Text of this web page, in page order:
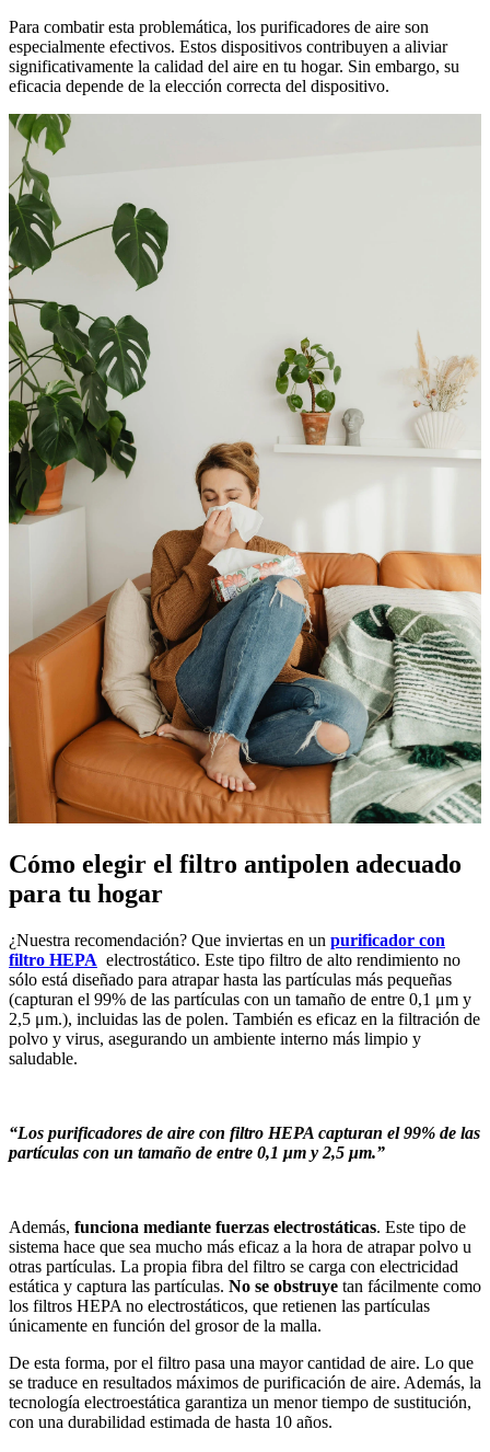
Para combatir esta problemática, los purificadores de aire son
especialmente efectivos. Estos dispositivos contribuyen a aliviar
significativamente la calidad del aire en tu hogar. Sin embargo, su
eficacia depende de la elección correcta del dispositivo.
Cómo elegir el filtro antipolen adecuado
para tu hogar
¿Nuestra recomendación? Que inviertas en un purificador con
filtro HEPA electrostático. Este tipo filtro de alto rendimiento no
sólo está diseñado para atrapar hasta las partículas más pequeñas
(capturan el 99% de las partículas con un tamaño de entre 0,1 μm y
2,5 μm.), incluidas las de polen. También es eficaz en la filtración de
polvo y virus, asegurando un ambiente interno más limpio y
saludable.
“Los purificadores de aire con filtro HEPA capturan el 99% de las
partículas con un tamaño de entre 0,1 μm y 2,5 μm.”
Además, funciona mediante fuerzas electrostáticas. Este tipo de
sistema hace que sea mucho más eficaz a la hora de atrapar polvo u
otras partículas. La propia fibra del filtro se carga con electricidad
estática y captura las partículas. No se obstruye tan fácilmente como
los filtros HEPA no electrostáticos, que retienen las partículas
únicamente en función del grosor de la malla.
De esta forma, por el filtro pasa una mayor cantidad de aire. Lo que
se traduce en resultados máximos de purificación de aire. Además, la
tecnología electroestática garantiza un menor tiempo de sustitución,
con una durabilidad estimada de hasta 10 años.